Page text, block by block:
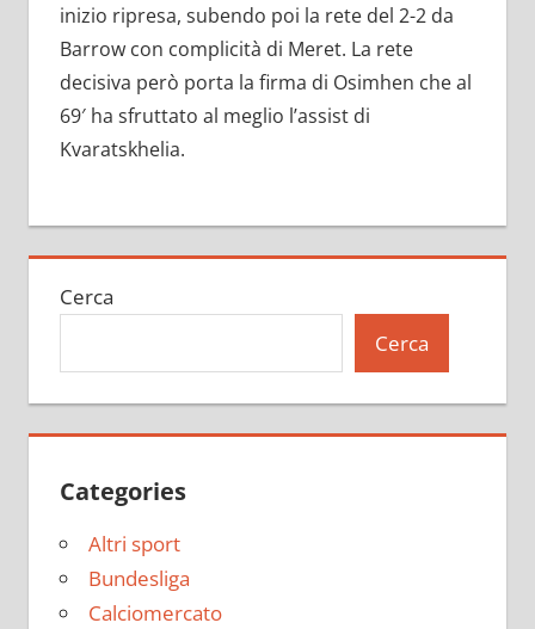
inizio ripresa, subendo poi la rete del 2-2 da
Barrow con complicità di Meret. La rete
decisiva però porta la firma di Osimhen che al
69′ ha sfruttato al meglio l’assist di
Kvaratskhelia.
Cerca
Cerca
Categories
Altri sport
Bundesliga
Calciomercato